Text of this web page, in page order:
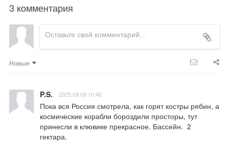
3 комментария
Новые
P.S. 2025.09.09 10:40
Пока вся Россия смотрела, как горят костры рябин, а
космические корабли бороздили просторы, тут
принесли в клювике прекрасное. Бассейн.  2
гектара.